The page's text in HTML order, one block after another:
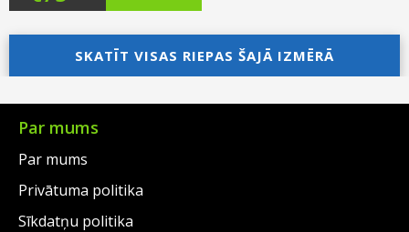
price
was:
€112.00.
Current
price
is:
€75.00.
was:
€117.00.
price
is:
€88.00.
SKATĪT VISAS RIEPAS ŠAJĀ IZMĒRĀ
Par mums
Par mums
Privātuma politika
Sīkdatņu politika